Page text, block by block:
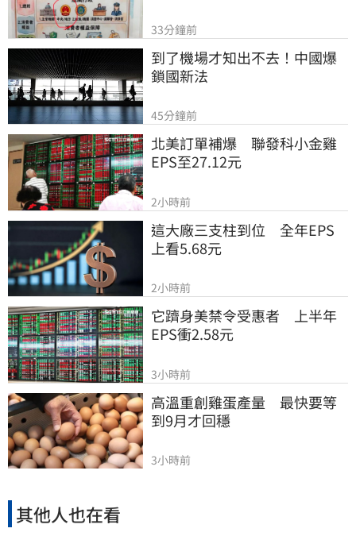
33分鐘前
到了機場才知出不去！中國爆
鎖國新法
45分鐘前
北美訂單補爆　聯發科小金雞
EPS至27.12元
2小時前
這大廠三支柱到位　全年EPS
上看5.68元
2小時前
它躋身美禁令受惠者　上半年
EPS衝2.58元
3小時前
高溫重創雞蛋產量　最快要等
到9月才回穩
3小時前
其他人也在看